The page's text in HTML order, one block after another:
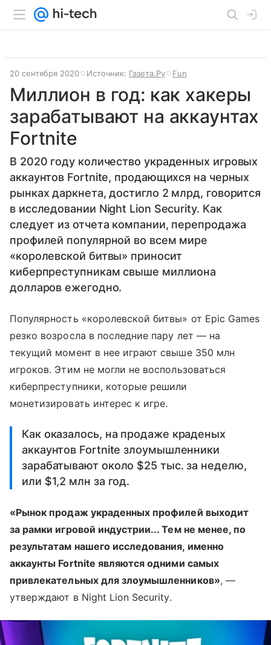
20 сентября 2020 Источник: Газета.Ру Fun
Миллион в год: как хакеры
зарабатывают на аккаунтах
Fortnite
В 2020 году количество украденных игровых
аккаунтов Fortnite, продающихся на черных
рынках даркнета, достигло 2 млрд, говорится
в исследовании Night Lion Security. Как
следует из отчета компании, перепродажа
профилей популярной во всем мире
«королевской битвы» приносит
киберпреступникам свыше миллиона
долларов ежегодно.
Популярность «королевской битвы» от Epic Games
резко возросла в последние пару лет — на
текущий момент в нее играют свыше 350 млн
игроков. Этим не могли не воспользоваться
киберпреступники, которые решили
монетизировать интерес к игре.
Как оказалось, на продаже краденых
аккаунтов Fortnite злоумышленники
зарабатывают около $25 тыс. за неделю,
или $1,2 млн за год.
«Рынок продаж украденных профилей выходит
за рамки игровой индустрии... Тем не менее, по
результатам нашего исследования, именно
аккаунты Fortnite являются одними самых
привлекательных для злоумышленников», —
утверждают в Night Lion Security.